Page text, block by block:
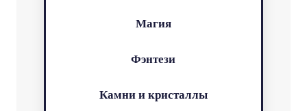
Магия
Фэнтези
Камни и кристаллы